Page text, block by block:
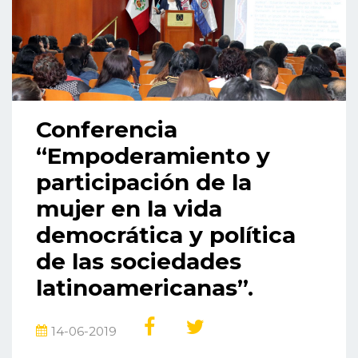
Conferencia
“Empoderamiento y
participación de la
mujer en la vida
democrática y política
de las sociedades
latinoamericanas”.
14-06-2019